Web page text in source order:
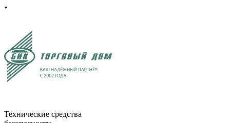
Технические средства